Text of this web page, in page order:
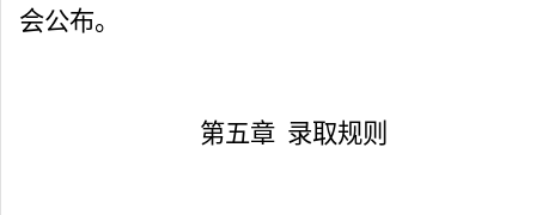
会公布。
第五章 录取规则